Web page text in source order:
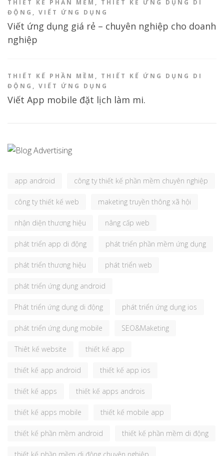
THIẾT KẾ PHẦN MỀM , THIẾT KẾ ỨNG DỤNG DI
ĐỘNG , VIẾT ỨNG DỤNG
Viết ứng dụng giá rẻ – chuyên nghiệp cho doanh
nghiệp
THIẾT KẾ PHẦN MỀM , THIẾT KẾ ỨNG DỤNG DI
ĐỘNG , VIẾT ỨNG DỤNG
Viết App mobile đặt lịch làm mi.
app android công ty thiết kế phần mềm chuyên nghiệp
công ty thiết kế web maketing truyền thông xã hội
nhận diện thương hiệu nâng cấp web
phát triển app di động phát triển phần mềm ứng dụng
phát triển thương hiệu phát triển web
phát triển ứng dụng android
Phát triển ứng dụng di động phát triển ứng dụng ios
phát triển ứng dụng mobile SEO&Maketing
Thiêt kế website thiết kế app
thiết kế app android thiết kế app ios
thiết kế apps thiết kế apps androis
thiết kế apps mobile thiết kế mobile app
thiết kế phần mềm android thiết kế phần mềm di động